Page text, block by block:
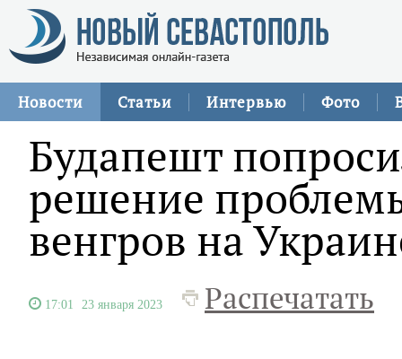
Новости Статьи Интервью Фото
Будапешт
решение
венгров на
17:01 23 января 2023 Распечатать